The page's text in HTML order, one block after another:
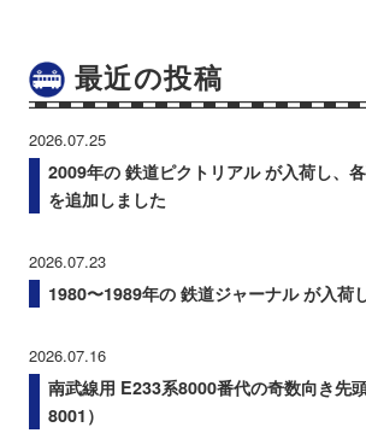
最近の投稿
2026.07.25
2009年の 鉄道ピクトリアル が入荷し、
を追加しました
2026.07.23
1980〜1989年の 鉄道ジャーナル が入荷
2026.07.16
南武線用 E233系8000番代の奇数向き先
8001）